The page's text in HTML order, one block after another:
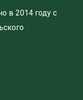
в 2014 году с